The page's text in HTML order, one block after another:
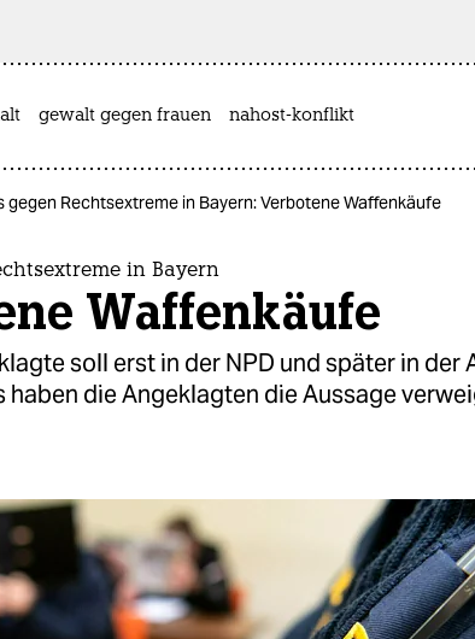
gewalt gegen frauen nahost-konflikt
gegen Rechtsextreme in Bayern: Verbotene Waffenkäufe
in Bayern
Waffenkäufe
soll erst in der NPD und später in der
haben die Angeklagten die Aussage